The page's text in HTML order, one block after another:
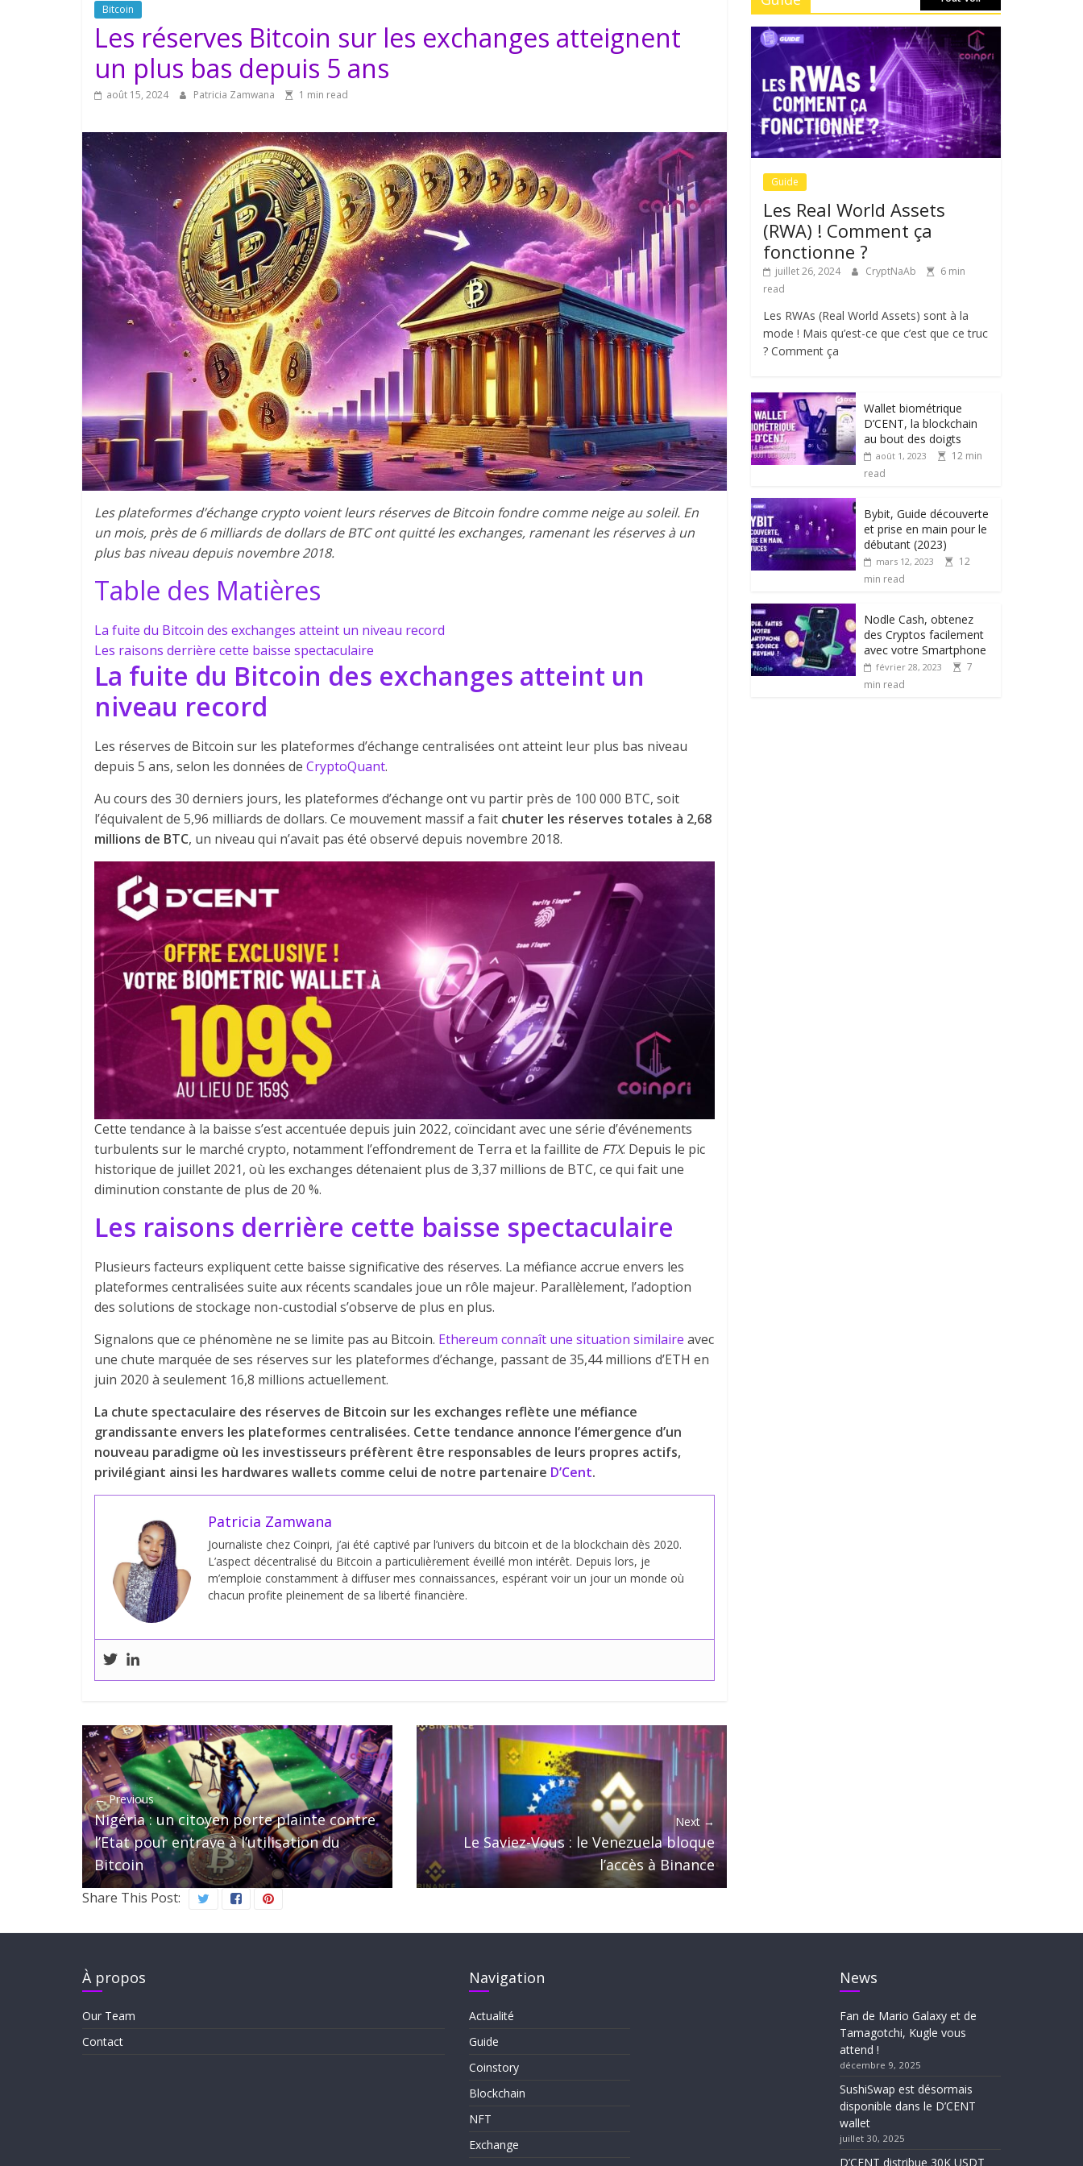
Bitcoin
Les réserves Bitcoin sur les exchanges atteignent
un plus bas depuis 5 ans
août 15, 2024 Patricia Zamwana 1 min read
Les plateformes d’échange crypto voient leurs réserves de Bitcoin fondre comme neige au soleil. En
un mois, près de 6 milliards de dollars de BTC ont quitté les exchanges, ramenant les réserves à un
plus bas niveau depuis novembre 2018.
Table des Matières
La fuite du Bitcoin des exchanges atteint un niveau record
Les raisons derrière cette baisse spectaculaire
La fuite du Bitcoin des exchanges atteint un
niveau record
Les réserves de Bitcoin sur les plateformes d’échange centralisées ont atteint leur plus bas niveau
depuis 5 ans, selon les données de CryptoQuant.
Au cours des 30 derniers jours, les plateformes d’échange ont vu partir près de 100 000 BTC, soit
l’équivalent de 5,96 milliards de dollars. Ce mouvement massif a fait chuter les réserves totales à 2,68
millions de BTC, un niveau qui n’avait pas été observé depuis novembre 2018.
Cette tendance à la baisse s’est accentuée depuis juin 2022, coïncidant avec une série d’événements
turbulents sur le marché crypto, notamment l’effondrement de Terra et la faillite de FTX. Depuis le pic
historique de juillet 2021, où les exchanges détenaient plus de 3,37 millions de BTC, ce qui fait une
diminution constante de plus de 20 %.
Les raisons derrière cette baisse spectaculaire
Plusieurs facteurs expliquent cette baisse significative des réserves. La méfiance accrue envers les
plateformes centralisées suite aux récents scandales joue un rôle majeur. Parallèlement, l’adoption
des solutions de stockage non-custodial s’observe de plus en plus.
Signalons que ce phénomène ne se limite pas au Bitcoin. Ethereum connaît une situation similaire avec
une chute marquée de ses réserves sur les plateformes d’échange, passant de 35,44 millions d’ETH en
juin 2020 à seulement 16,8 millions actuellement.
La chute spectaculaire des réserves de Bitcoin sur les exchanges reflète une méfiance
grandissante envers les plateformes centralisées. Cette tendance annonce l’émergence d’un
nouveau paradigme où les investisseurs préfèrent être responsables de leurs propres actifs,
privilégiant ainsi les hardwares wallets comme celui de notre partenaire D’Cent.
Patricia Zamwana
Journaliste chez Coinpri, j’ai été captivé par l’univers du bitcoin et de la blockchain dès 2020.
L’aspect décentralisé du Bitcoin a particulièrement éveillé mon intérêt. Depuis lors, je
m’emploie constamment à diffuser mes connaissances, espérant voir un jour un monde où
chacun profite pleinement de sa liberté financière.
← Previous
Nigéria : un citoyen porte plainte contre
l’Etat pour entrave à l’utilisation du
Bitcoin
Next →
Le Saviez-Vous : le Venezuela bloque
l’accès à Binance
Share This Post:
Guide
Les Real World Assets
(RWA) ! Comment ça
fonctionne ?
juillet 26, 2024 CryptNaAb
6 min
read
Les RWAs (Real World Assets) sont à la
mode ! Mais qu’est-ce que c’est que ce truc
? Comment ça
Wallet biométrique
D’CENT, la blockchain
au bout des doigts
août 1, 2023
12 min
read
Bybit, Guide découverte
et prise en main pour le
débutant (2023)
mars 12, 2023
12
min read
Nodle Cash, obtenez
des Cryptos facilement
avec votre Smartphone
février 28, 2023
7
min read
À propos
Our Team
Contact
Navigation
Actualité
Guide
Coinstory
Blockchain
NFT
Exchange
News
Fan de Mario Galaxy et de
Tamagotchi, Kugle vous
attend !
décembre 9, 2025
SushiSwap est désormais
disponible dans le D’CENT
wallet
juillet 30, 2025
D’CENT distribue 30K USDT